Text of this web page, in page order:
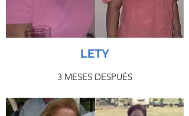
LETY
3 MESES DESPUÉS